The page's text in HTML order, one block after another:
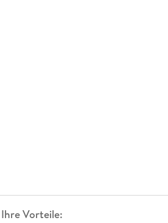
Ihre Vorteile: